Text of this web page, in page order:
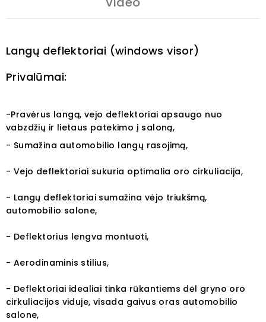
Langų deflektoriai (windows visor)
Privalūmai:
-Pravėrus langą, vejo deflektoriai apsaugo nuo
vabzdžių ir lietaus patekimo į saloną,
- Sumažina automobilio langų rasojimą,
- Vejo deflektoriai sukuria optimalia oro cirkuliacija,
- Langų deflektoriai sumažina vėjo triukšmą,
automobilio salone,
- Deflektorius lengva montuoti,
- Aerodinaminis stilius,
- Deflektoriai idealiai tinka rūkantiems dėl gryno oro
cirkuliacijos viduje, visada gaivus oras automobilio
salone,